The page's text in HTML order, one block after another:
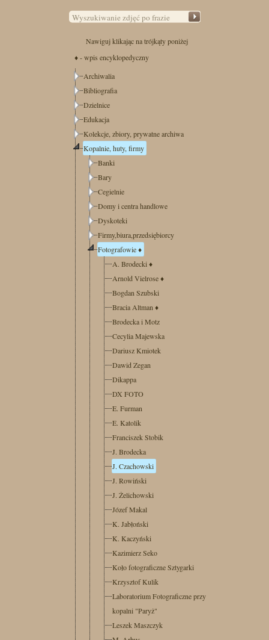
Nawiguj klikając na trójkąty poniżej
♦ - wpis encyklopedyczny
Archiwalia
Bibliografia
Dzielnice
Edukacja
Kolekcje, zbiory, prywatne archiwa
Kopalnie, huty, firmy
Banki
Bary
Cegielnie
Domy i centra handlowe
Dyskoteki
Firmy,biura,przedsiębiorcy
Fotografowie♦
A. Brodecki ♦
Arnold Vielrose♦
Bogdan Szubski
Bracia Altman ♦
Brodecka i Motz
Cecylia Majewska
Dariusz Kmiotek
Dawid Zegan
Dikappa
DX FOTO
E. Furman
E. Katolik
Franciszek Stobik
J. Brodecka
J. Czachowski
J. Rowiński
J. Żelichowski
Józef Makal
K. Jabłoński
K. Kaczyński
Kazimierz Seko
Koło fotograficzne Sztygarki
Krzysztof Kulik
Laboratorium Fotograficzne przy
kopalni "Paryż"
Leszek Maszczyk